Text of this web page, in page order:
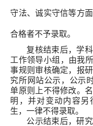
守法、诚实守信等方
合格者不予录取。
复核结束后，学
工作领导小组，由我
事规则审核确定，报
究所网站公示，公示
单原则上不得修改。
明，并对变动内容另
生，一律不得录取。
公示结束后，研